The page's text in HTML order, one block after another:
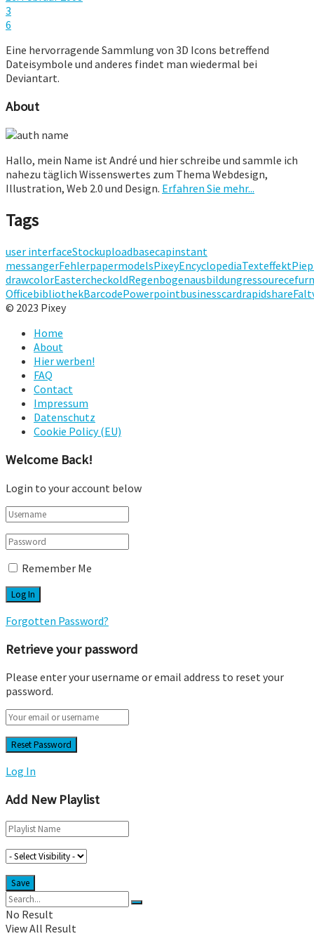
3
6
Eine hervorragende Sammlung von 3D Icons betreffend
Dateisymbole und anderes findet man wiedermal bei
Deviantart.
About
Hallo, mein Name ist André und hier schreibe und sammle ich
nahezu täglich Wissenswertes zum Thema Webdesign,
Illustration, Web 2.0 und Design. Erfahren Sie mehr...
Tags
user interfaceStockuploadbasecapinstant
messangerFehlerpapermodelsPixeyEncyclopediaTexteffektPie
drawcolorEastercheckoldRegenbogenausbildungressourece
OfficebibliothekBarcodePowerpointbusinesscardrapidshare
© 2023 Pixey
Home
About
Hier werben!
FAQ
Contact
Impressum
Datenschutz
Cookie Policy (EU)
Welcome Back!
Login to your account below
Remember Me
Forgotten Password?
Retrieve your password
Please enter your username or email address to reset your
password.
Log In
Add New Playlist
No Result
View All Result